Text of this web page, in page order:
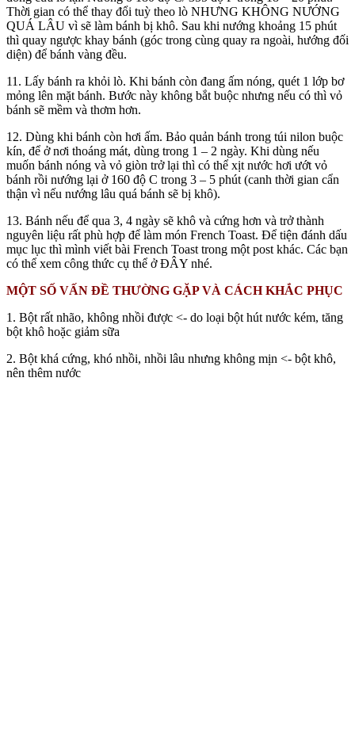
Thời gian có thể thay đổi tuỳ theo lò NHƯNG KHÔNG NƯỚNG
QUÁ LÂU vì sẽ làm bánh bị khô. Sau khi nướng khoảng 15 phút
thì quay ngược khay bánh (góc trong cùng quay ra ngoài, hướng đối
diện) để bánh vàng đều.
11. Lấy bánh ra khỏi lò. Khi bánh còn đang ấm nóng, quét 1 lớp bơ
mỏng lên mặt bánh. Bước này không bắt buộc nhưng nếu có thì vỏ
bánh sẽ mềm và thơm hơn.
12. Dùng khi bánh còn hơi ấm. Bảo quản bánh trong túi nilon buộc
kín, để ở nơi thoáng mát, dùng trong 1 – 2 ngày. Khi dùng nếu
muốn bánh nóng và vỏ giòn trở lại thì có thể xịt nước hơi ướt vỏ
bánh rồi nướng lại ở 160 độ C trong 3 – 5 phút (canh thời gian cẩn
thận vì nếu nướng lâu quá bánh sẽ bị khô).
13. Bánh nếu để qua 3, 4 ngày sẽ khô và cứng hơn và trở thành
nguyên liệu rất phù hợp để làm món French Toast. Để tiện đánh dấu
mục lục thì mình viết bài French Toast trong một post khác. Các bạn
có thể xem công thức cụ thể ở ĐÂY nhé.
MỘT SỐ VẤN ĐỀ THƯỜNG GẶP VÀ CÁCH KHẮC PHỤC
1. Bột rất nhão, không nhồi được <- do loại bột hút nước kém, tăng
bột khô hoặc giảm sữa
2. Bột khá cứng, khó nhồi, nhồi lâu nhưng không mịn <- bột khô,
nên thêm nước